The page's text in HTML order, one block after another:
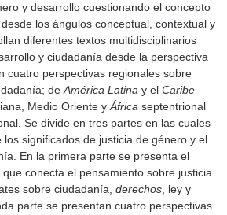
y desarrollo cuestionando el concepto
los ángulos conceptual, contextual y
diferentes textos multidisciplinarios
y ciudadanía desde la perspectiva
cuatro perspectivas regionales sobre
deAmérica Latina y el Caribe
Medio Oriente yÁfrica septentrional
Se divide en tres partes en las cuales
significados de justicia de género y el
En la primera parte se presenta el
conecta el pensamiento sobre justicia
sobre ciudadanía, derechos, ley y
parte se presentan cuatro perspectivas